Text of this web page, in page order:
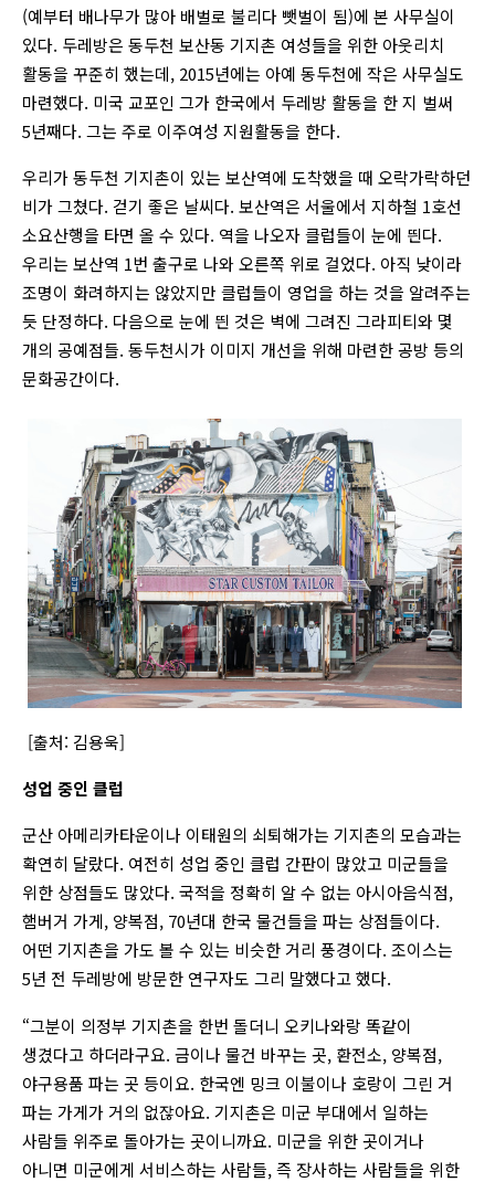
(예부터 배나무가 많아 배벌로 불리다 뺏벌이 됨)에 본 사무실이
있다. 두레방은 동두천 보산동 기지촌 여성들을 위한 아웃리치
활동을 꾸준히 했는데, 2015년에는 아예 동두천에 작은 사무실도
마련했다. 미국 교포인 그가 한국에서 두레방 활동을 한 지 벌써
5년째다. 그는 주로 이주여성 지원활동을 한다.
우리가 동두천 기지촌이 있는 보산역에 도착했을 때 오락가락하던
비가 그쳤다. 걷기 좋은 날씨다. 보산역은 서울에서 지하철 1호선
소요산행을 타면 올 수 있다. 역을 나오자 클럽들이 눈에 띈다.
우리는 보산역 1번 출구로 나와 오른쪽 위로 걸었다. 아직 낮이라
조명이 화려하지는 않았지만 클럽들이 영업을 하는 것을 알려주는
듯 단정하다. 다음으로 눈에 띈 것은 벽에 그려진 그라피티와 몇
개의 공예점들. 동두천시가 이미지 개선을 위해 마련한 공방 등의
문화공간이다.
[출처: 김용욱]
성업 중인 클럽
군산 아메리카타운이나 이태원의 쇠퇴해가는 기지촌의 모습과는
확연히 달랐다. 여전히 성업 중인 클럽 간판이 많았고 미군들을
위한 상점들도 많았다. 국적을 정확히 알 수 없는 아시아음식점,
햄버거 가게, 양복점, 70년대 한국 물건들을 파는 상점들이다.
어떤 기지촌을 가도 볼 수 있는 비슷한 거리 풍경이다. 조이스는
5년 전 두레방에 방문한 연구자도 그리 말했다고 했다.
“그분이 의정부 기지촌을 한번 돌더니 오키나와랑 똑같이
생겼다고 하더라구요. 금이나 물건 바꾸는 곳, 환전소, 양복점,
야구용품 파는 곳 등이요. 한국엔 밍크 이불이나 호랑이 그린 거
파는 가게가 거의 없잖아요. 기지촌은 미군 부대에서 일하는
사람들 위주로 돌아가는 곳이니까요. 미군을 위한 곳이거나
아니면 미군에게 서비스하는 사람들, 즉 장사하는 사람들을 위한